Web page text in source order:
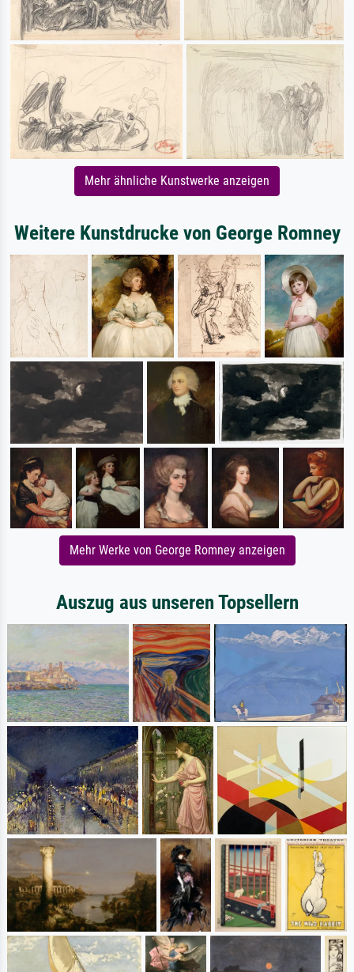
Mehr ähnliche Kunstwerke anzeigen
Weitere Kunstdrucke von George Romney
Mehr Werke von George Romney anzeigen
Auszug aus unseren Topsellern